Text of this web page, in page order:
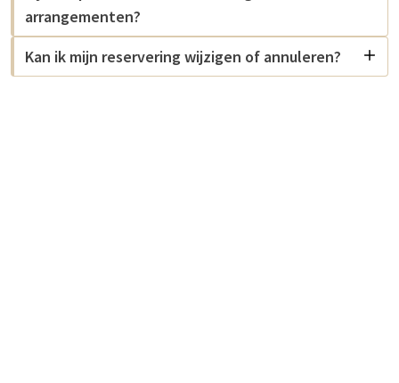
arrangementen?
Kan ik mijn reservering wijzigen of annuleren?